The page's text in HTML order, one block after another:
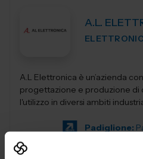
A.L.
A.L Elettronica è un’azienda
progettazione e produzione di
l'utilizzo in diversi ambiti
Padiglione: